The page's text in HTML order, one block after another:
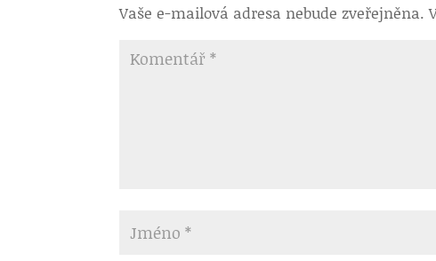
Vaše e-mailová adresa nebude zveřejněna.